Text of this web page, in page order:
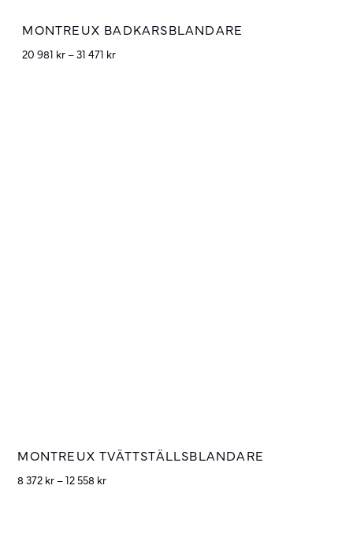
MONTREUX BADKARSBLANDARE
20 981 kr–31 471 kr
MONTREUX TVÄTTSTÄLLSBLANDARE
8 372 kr–12 558 kr